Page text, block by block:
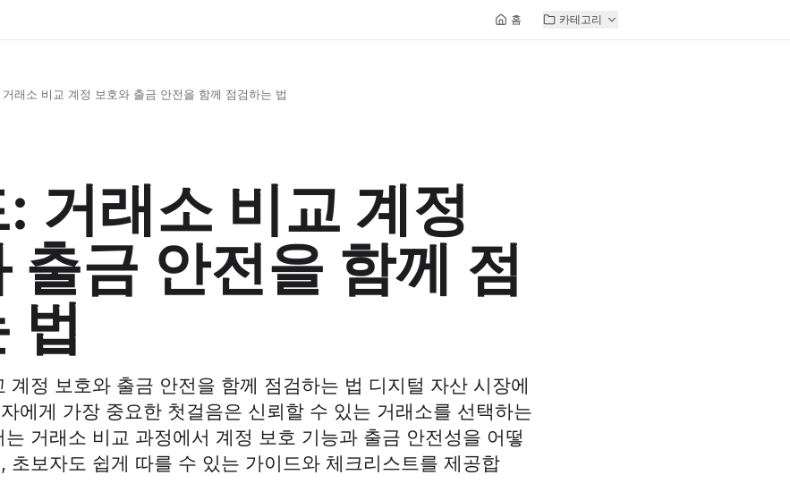
홈 카테고리
래소 비교 계정 보호와 출금 안전을 함께 점검하는 법
거래소 비교 계정
출금 안전을 함께 점
법
계정 보호와 출금 안전을 함께 점검하는 법 디지털 자산 시장에
에게 가장 중요한 첫걸음은 신뢰할 수 있는 거래소를 선택하는
거래소 비교 과정에서 계정 보호 기능과 출금 안전성을 어떻
초보자도 쉽게 따를 수 있는 가이드와 체크리스트를 제공합